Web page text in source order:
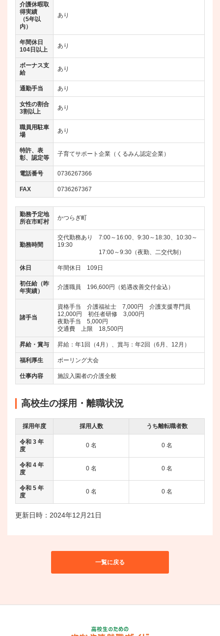
介護休暇取
得実績
（5年以
内）
あり
年間休日
104日以上
あり
ボーナス支
給
あり
通勤手当 あり
女性の割合
3割以上
あり
職員用駐車
場
あり
特許、表
彰、認定等
子育てサポート企業（くるみん認定企業）
電話番号 0736267366
FAX 0736267367
勤務予定地
所在市町村
かつらぎ町
勤務時間
交代勤務あり 7:00～16:00、9:30～18:30、10:30～
19:30
17:00～9:30（夜勤、二交代制）
休日 年間休日 109日
初任給（昨
年実績）
介護職員 196,600円（処遇改善交付金込）
諸手当
資格手当 介護福祉士 7,000円 介護支援専門員
12,000円 初任者研修 3,000円
夜勤手当 5,000円
交通費 上限 18,500円
昇給・賞与 昇給：年1回（4月）、賞与：年2回（6月、12月）
福利厚生 ボーリング大会
仕事内容 施設入園者の介護全般
高校生の採用・離職状況
採用年度 採用人数 うち離転職者数
令和 3 年
度
0 名 0 名
令和 4 年
度
0 名 0 名
令和 5 年
度
0 名 0 名
更新日時：2024年12月21日
一覧に戻る